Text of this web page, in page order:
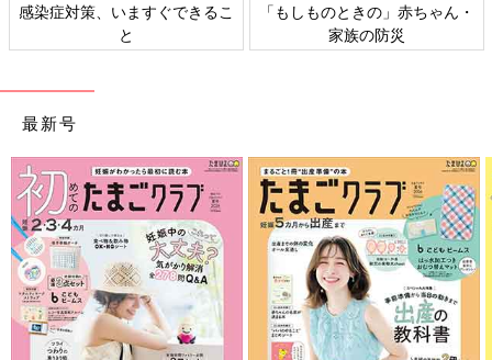
感染症対策、いますぐできるこ
と
「もしものときの」赤ちゃん・
家族の防災
最新号